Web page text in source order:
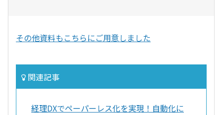
その他資料もこちらにご用意しました
関連記事
経理DXでペーパーレス化を実現！自動化に